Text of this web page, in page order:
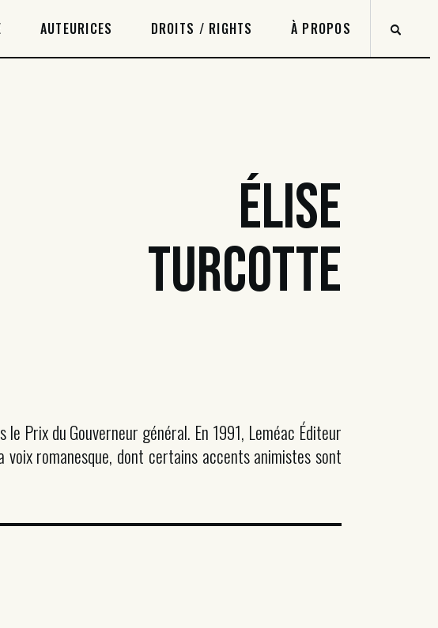
AUTEURICES DROITS / RIGHTS À PROPOS
ÉLISE
TURCOTTE
Prix du Gouverneur général. En 1991, Leméac Éditeur
romanesque, dont certains accents animistes sont